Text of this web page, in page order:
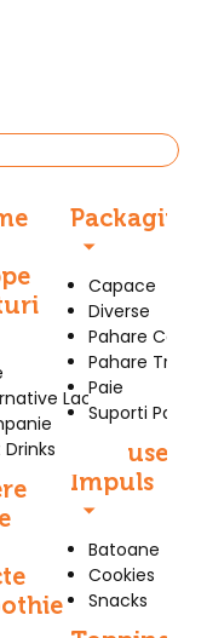
Lactate
Packaging
Capace
Diverse
Pahare
Pahare
Paie
Suporti
Produse
Impuls
Batoane
Cookies
Snacks